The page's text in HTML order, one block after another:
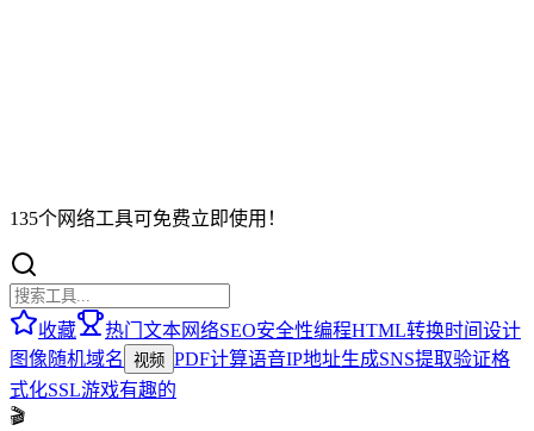
135个网络工具可免费立即使用！
收藏 热门 文本网络SEO安全性编程HTML转换时间设计
图像随机域名 视频 PDF计算语音IP地址生成SNS提取验证格
式化SSL游戏有趣的
🎬